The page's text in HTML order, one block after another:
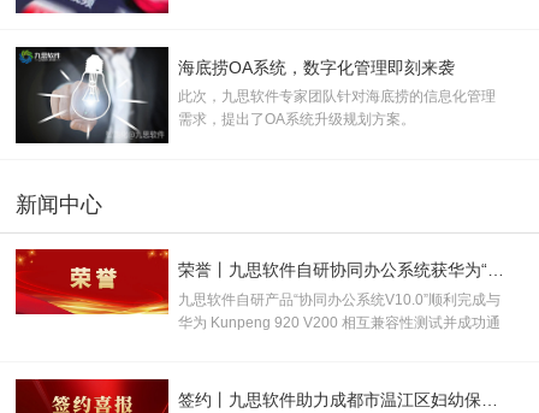
海底捞OA系统，数字化管理即刻来袭
此次，九思软件专家团队针对海底捞的信息化管理
需求，提出了OA系统升级规划方案。
新闻中心
荣誉丨九思软件自研协同办公系统获华为“鲲鹏技术认证书”！
九思软件自研产品“协同办公系统V10.0”顺利完成与
华为 Kunpeng 920 V200 相互兼容性测试并成功通
用权”。